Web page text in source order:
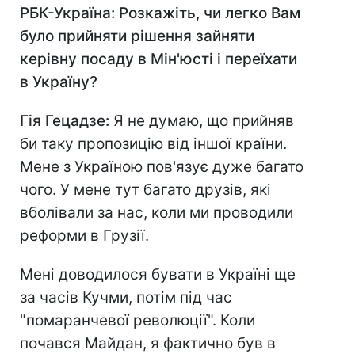
РБК-Україна: Розкажіть, чи легко Вам
було прийняти рішення зайняти
керівну посаду в Мін'юсті і переїхати
в Україну?
Гія Гецадзе: Я не думаю, що прийняв
би таку пропозицію від іншої країни.
Мене з Україною пов'язує дуже багато
чого. У мене тут багато друзів, які
вболівали за нас, коли ми проводили
реформи в Грузії.
Мені доводилося бувати в Україні ще
за часів Кучми, потім під час
"помаранчевої революції". Коли
почався Майдан, я фактично був в